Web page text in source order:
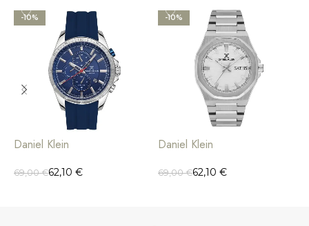
-10%
Daniel Klein
69,00€62,10 €
-10%
Daniel Klein
69,00€62,10 €